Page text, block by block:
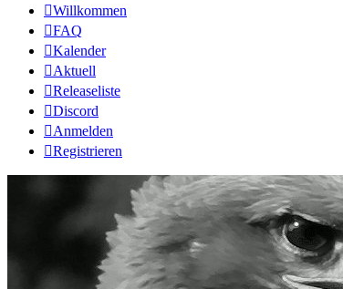
Willkommen
FAQ
Kalender
Aktuell
Releaseliste
Discord
Anmelden
Registrieren